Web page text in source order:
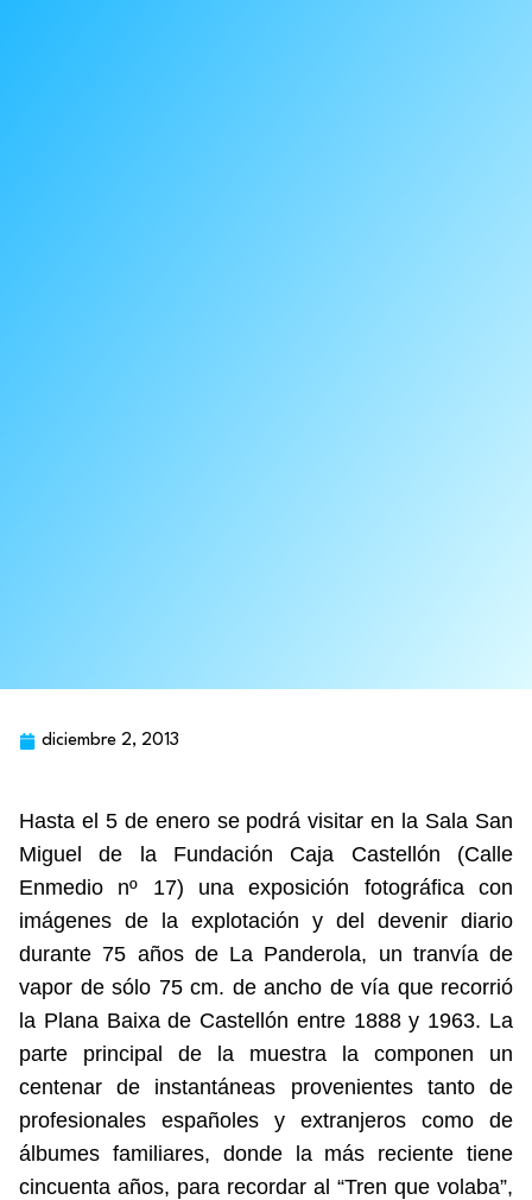
diciembre 2, 2013
Hasta el 5 de enero se podrá visitar en la Sala San
Miguel de la Fundación Caja Castellón (Calle
Enmedio nº 17) una exposición fotográfica con
imágenes de la explotación y del devenir diario
durante 75 años de La Panderola, un tranvía de
vapor de sólo 75 cm. de ancho de vía que recorrió
la Plana Baixa de Castellón entre 1888 y 1963. La
parte principal de la muestra la componen un
centenar de instantáneas provenientes tanto de
profesionales españoles y extranjeros como de
álbumes familiares, donde la más reciente tiene
cincuenta años, para recordar al “Tren que volaba”,